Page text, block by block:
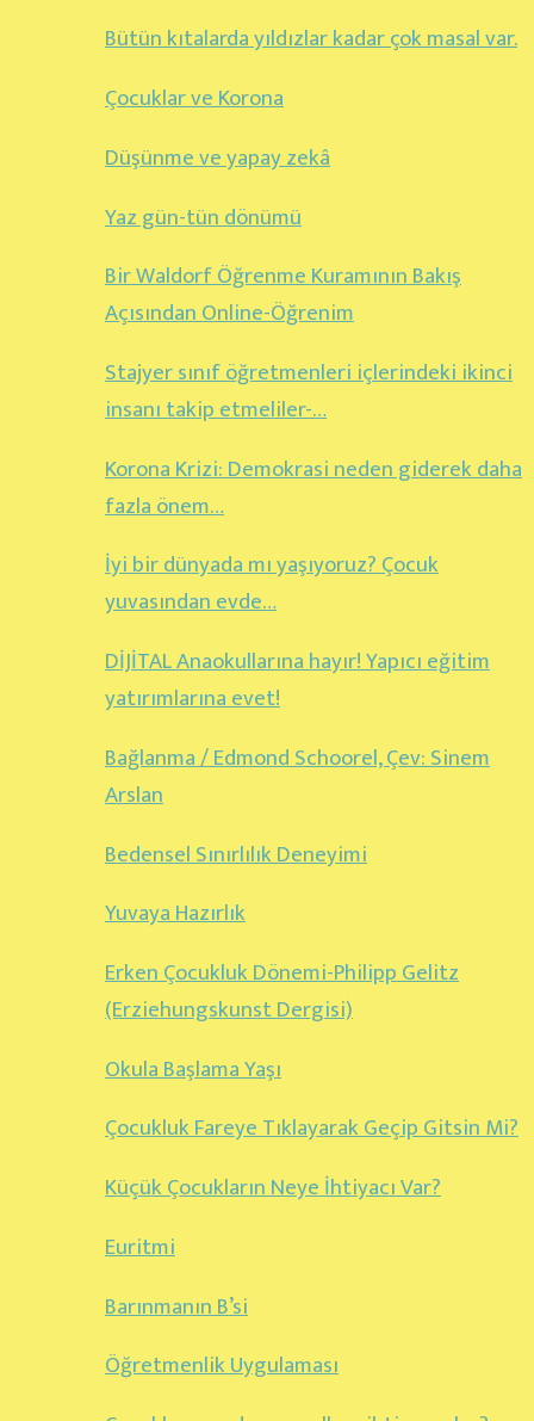
Bütün kıtalarda yıldızlar kadar çok masal var.
Çocuklar ve Korona
Düşünme ve yapay zekâ
Yaz gün-tün dönümü
Bir Waldorf Öğrenme Kuramının Bakış
Açısından Online-Öğrenim
Stajyer sınıf öğretmenleri içlerindeki ikinci
insanı takip etmeliler-…
Korona Krizi: Demokrasi neden giderek daha
fazla önem…
İyi bir dünyada mı yaşıyoruz? Çocuk
yuvasından evde…
DİJİTAL Anaokullarına hayır! Yapıcı eğitim
yatırımlarına evet!
Bağlanma / Edmond Schoorel, Çev: Sinem
Arslan
Bedensel Sınırlılık Deneyimi
Yuvaya Hazırlık
Erken Çocukluk Dönemi-Philipp Gelitz
(Erziehungskunst Dergisi)
Okula Başlama Yaşı
Çocukluk Fareye Tıklayarak Geçip Gitsin Mi?
Küçük Çocukların Neye İhtiyacı Var?
Euritmi
Barınmanın B’si
Öğretmenlik Uygulaması